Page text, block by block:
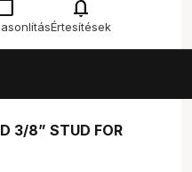
notifications
Értesítések
3/8” STUD FOR